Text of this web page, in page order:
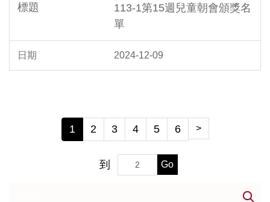
113-1第15週兒童朝會頒獎名
單
2024-12-09
1 2 3 4 5 6 >
到 Go